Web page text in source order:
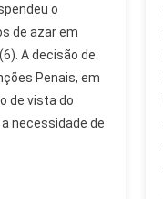
o
de azar em
A decisão de
Penais, em
de vista do
necessidade de